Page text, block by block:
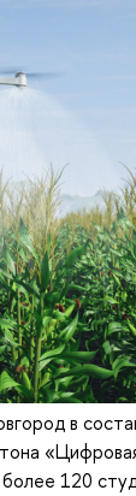
в
120